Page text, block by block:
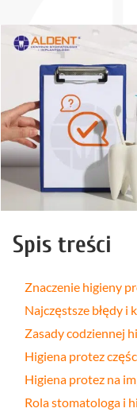
Spis treści
Znaczenie higieny
Najczęstsze błędy i
Zasady codziennej
Higiena protez
Higiena protez na
Rola stomatologa i